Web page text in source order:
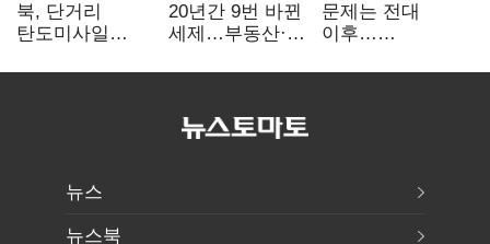
북, 단거리
탄도미사일
"즉각 중단 촉구"
20년간 9번 바뀐
세제…부동산·
건드렸다
문제는 전대
이후…
뒤집힐 땐
뉴스
뉴스북